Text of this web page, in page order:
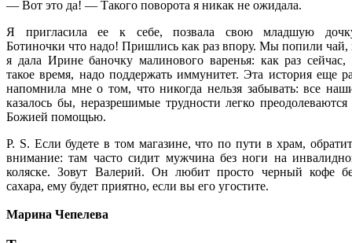
— Вот это да! — Такого поворота я никак не ожидала.
Я пригласила ее к себе, позвала свою младшую
Ботиночки что надо! Пришлись как раз впору. Мы попили чай,
я дала Ирине баночку малинового варенья: как раз сейчас,
такое время, надо поддержать иммунитет. Эта история еще
напомнила мне о том, что никогда нельзя забывать: все
казалось бы, неразрешимые трудности легко преодолеваются
Божией помощью.
P. S. Если будете в том магазине, что по пути в храм,
внимание: там часто сидит мужчина без ноги на
коляске. Зовут Валерий. Он любит просто черный кофе
сахара, ему будет приятно, если вы его угостите.
Марина Чепелева